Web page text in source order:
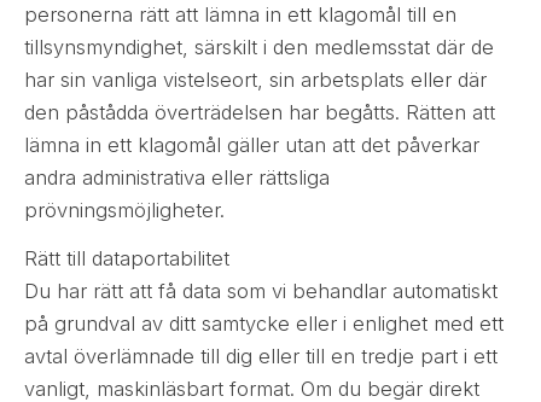
personerna rätt att lämna in ett klagomål till en
tillsynsmyndighet, särskilt i den medlemsstat där de
har sin vanliga vistelseort, sin arbetsplats eller där
den påstådda överträdelsen har begåtts. Rätten att
lämna in ett klagomål gäller utan att det påverkar
andra administrativa eller rättsliga
prövningsmöjligheter.
Rätt till dataportabilitet
Du har rätt att få data som vi behandlar automatiskt
på grundval av ditt samtycke eller i enlighet med ett
avtal överlämnade till dig eller till en tredje part i ett
vanligt, maskinläsbart format. Om du begär direkt